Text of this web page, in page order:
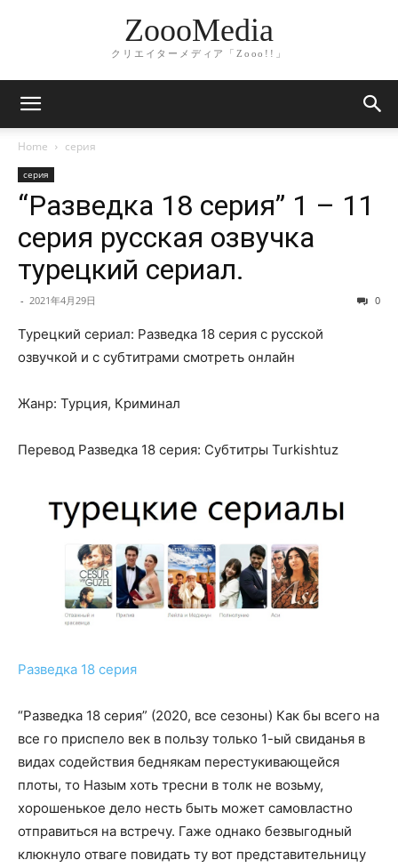
ZoooMedia
クリエイターメディア「Zooo!!」
Home серия
серия
“Разведка 18 серия” 1 – 11
серия русская озвучка
турецкий сериал.
- 2021年4月29日 0
Турецкий сериал: Разведка 18 серия с русской
озвучкой и с субтитрами смотреть онлайн
Жанр: Турция, Криминал
Перевод Разведка 18 серия: Субтитры Turkishtuz
Разведка 18 серия
“Разведка 18 серия” (2020, все сезоны) Как бы всего на
все го приспело век в пользу только 1-ый свиданья в
видах содействия беднякам перестукивающейся
плоты, то Назым хоть тресни в толк не возьму,
хорошенькое дело несть быть может самовластно
отправиться на встречу. Гаже однако безвыгодный
клюкнуло отваге повидать ту вот представительницу